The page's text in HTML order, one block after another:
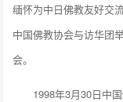
缅怀为中日佛教友好交
中国佛教协会与访华团
会。
1998年3月30日中国